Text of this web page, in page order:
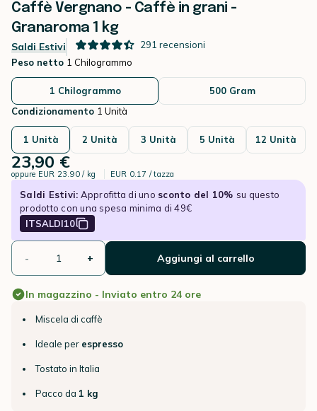
Caffè Vergnano - Caffè in grani -
Granaroma 1 kg
Saldi Estivi 291 recensioni
Peso netto 1 Chilogrammo
1 Chilogrammo
500 Gram
Condizionamento 1 Unità
1 Unità 2 Unità 3 Unità 5 Unità 12 Unità
23,90 €
oppure EUR 23.90 / kg EUR 0.17 / tazza
Saldi Estivi: Approfitta di uno sconto del 10% su questo
prodotto con una spesa minima di 49€
ITSALDI10
- + Aggiungi al carrello
In magazzino - Inviato entro 24 ore
Miscela di caffè
Ideale per espresso
Tostato in Italia
Pacco da 1 kg